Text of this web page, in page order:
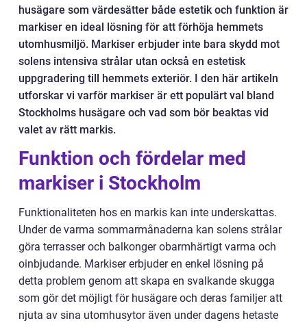
husägare som värdesätter både estetik och funktion är
markiser en ideal lösning för att förhöja hemmets
utomhusmiljö. Markiser erbjuder inte bara skydd mot
solens intensiva strålar utan också en estetisk
uppgradering till hemmets exteriör. I den här artikeln
utforskar vi varför markiser är ett populärt val bland
Stockholms husägare och vad som bör beaktas vid
valet av rätt markis.
Funktion och fördelar med
markiser i Stockholm
Funktionaliteten hos en markis kan inte underskattas.
Under de varma sommarmånaderna kan solens strålar
göra terrasser och balkonger obarmhärtigt varma och
oinbjudande. Markiser erbjuder en enkel lösning på
detta problem genom att skapa en svalkande skugga
som gör det möjligt för husägare och deras familjer att
njuta av sina utomhusytor även under dagens hetaste